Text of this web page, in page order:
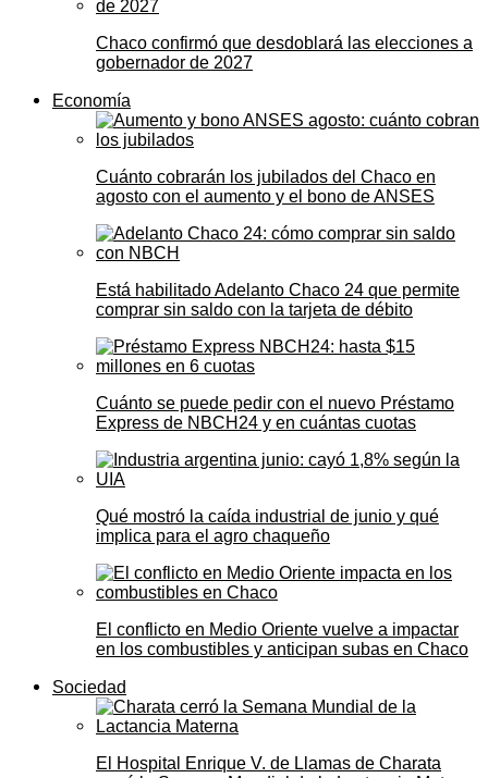
Chaco confirmó que desdoblará las elecciones a
gobernador de 2027
Economía
Cuánto cobrarán los jubilados del Chaco en
agosto con el aumento y el bono de ANSES
Está habilitado Adelanto Chaco 24 que permite
comprar sin saldo con la tarjeta de débito
Cuánto se puede pedir con el nuevo Préstamo
Express de NBCH24 y en cuántas cuotas
Qué mostró la caída industrial de junio y qué
implica para el agro chaqueño
El conflicto en Medio Oriente vuelve a impactar
en los combustibles y anticipan subas en Chaco
Sociedad
El Hospital Enrique V. de Llamas de Charata